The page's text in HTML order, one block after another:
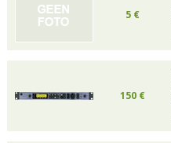
5 €
150 €